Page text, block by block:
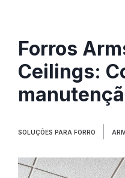
Forros
Ceilings:
SOLUÇÕES PARA FORRO